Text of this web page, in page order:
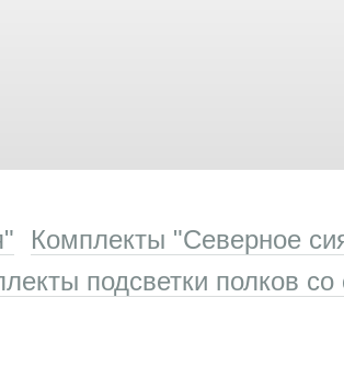
Комплекты "Северное
подсветки полков